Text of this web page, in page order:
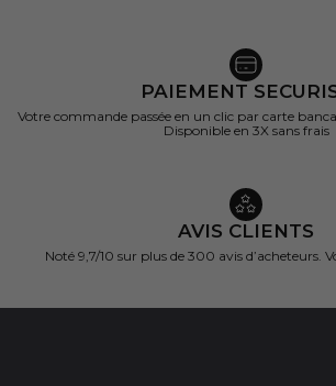
PAIEMENT
Votre commande passée en un clic par carte
Disponible en 3X sans frais
AVIS CLIENTS
Noté 9,7/10 sur plus de 300 avis d’acheteurs.